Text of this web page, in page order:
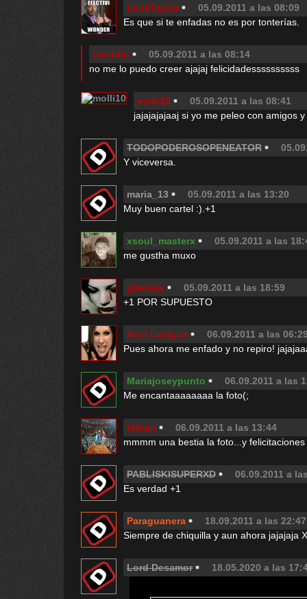
LucaTaylor
05.09.2011 a las 08:09
Es que si te enfadas no es por tonterías.
Cristiflo
05.09.2011 a las 08:14
no me lo puedo creer ajajaj felicidadessssssssss
molli10
05.09.2011 a las 08:41
jajajajajaaj si yo me peleo con amigos
TODOPODEROSOPENEATOR
Y viceversa.
maria_13
05.09.2011 a las 13:20
Muy buen cartel :).+1
xsoul_masterx
05.09.2011 a las
me gustha muxo
glendes
05.09.2011 a las 18:59
+1 POR SUPUESTO
Avril Lavigne
06.09.2011 a las
Pues ahora me enfado y no repiro!
Mariajoseypunto
06.09.2011 a las
Me encantaaaaaaaa la foto(;
zttban
06.09.2011 a las 13:44
mmmm una bestia la foto...y
PABLISKISUPERXD
06.09.2011 a
Es verdad +1
Paraguanera
18.09.2011 a las 22:47
Siempre de chiquilla y aun ahora jajajaja
Lord Desamor 18.05.2020 a las